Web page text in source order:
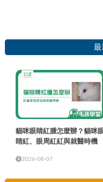
最
貓咪眼睛紅腫怎麼辦？貓咪
睛紅、眼周紅紅與就醫時機
2026-08-07